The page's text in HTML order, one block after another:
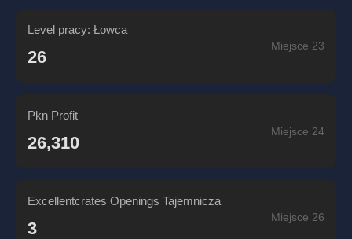
Level pracy: Łowca
26
Miejsce 23
Pkn Profit
26,310
Miejsce 24
Excellentcrates Openings Tajemnicza
3
Miejsce 26